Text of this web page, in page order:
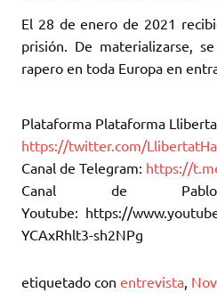
El 28 de enero de 2021
prisión. De materializarse,
rapero en toda Europa en
Plataforma Plataforma
https://twitter.com/
Canal de Telegram: https://
Canal de
Youtube: https://
YCAxRhlt3-sh2NPg
etiquetado con entrevista,